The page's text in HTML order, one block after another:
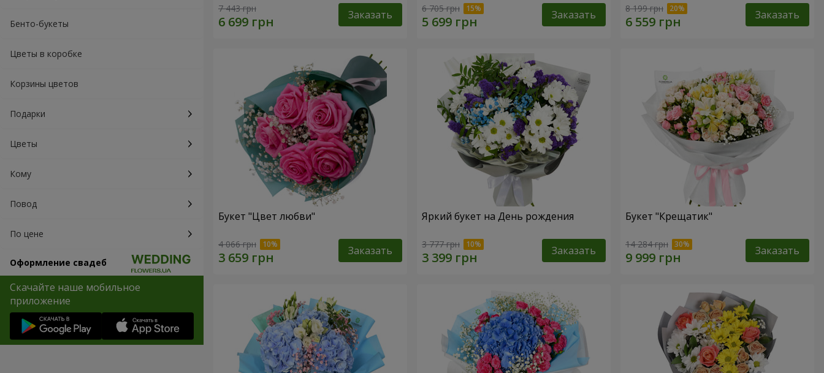
Бенто-букеты
Цветы в коробке
Корзины цветов
Подарки
Цветы
Кому
Повод
По цене
Оформление свадеб
Скачайте наше мобильное
приложение
7 443 грн Заказать 6 705 грн Заказать 8 199 грн Заказать
Букет "Цвет любви"
4 066 грн Заказать
Яркий букет на День рождения
3 777 грн Заказать
Букет "Крещатик"
14 284 грн Заказать